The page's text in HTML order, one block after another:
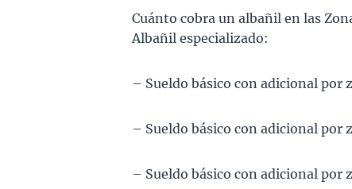
Cuánto cobra un albañil en las
Albañil especializado:
– Sueldo básico con adicional por
– Sueldo básico con adicional por
– Sueldo básico con adicional por